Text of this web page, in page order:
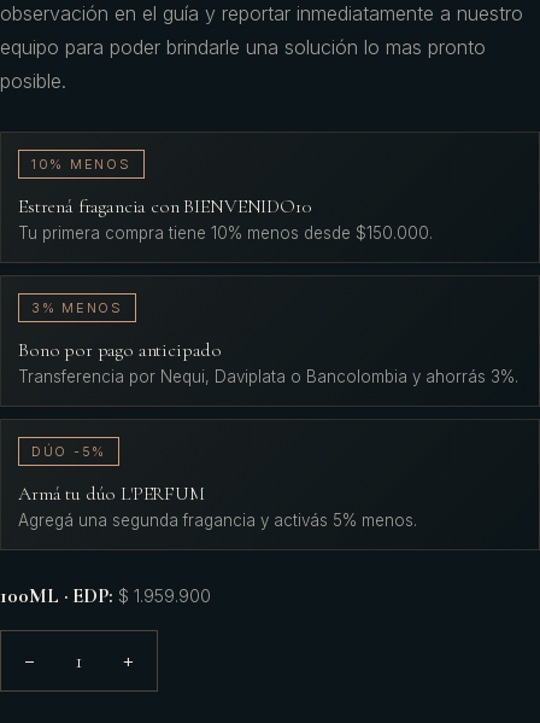
observación en el guía y reportar inmediatamente a nuestro
equipo para poder brindarle una solución lo mas pronto
posible.
10% MENOS
Estrená fragancia con BIENVENIDO10
Tu primera compra tiene 10% menos desde $150.000.
3% MENOS
Bono por pago anticipado
Transferencia por Nequi, Daviplata o Bancolombia y ahorrás 3%.
DÚO -5%
Armá tu dúo L'PERFUM
Agregá una segunda fragancia y activás 5% menos.
100ML · EDP: $ 1.959.900
− 1 +